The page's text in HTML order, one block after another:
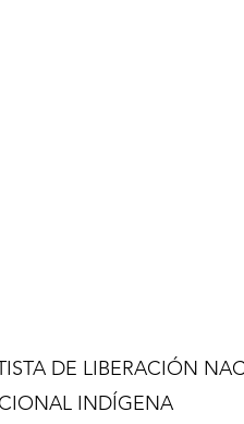
DE LIBERACIÓN
INDÍGENA